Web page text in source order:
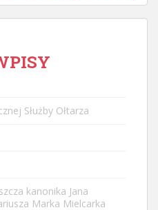
Służby Ołtarza
kanonika Jana
Marka Mielcarka